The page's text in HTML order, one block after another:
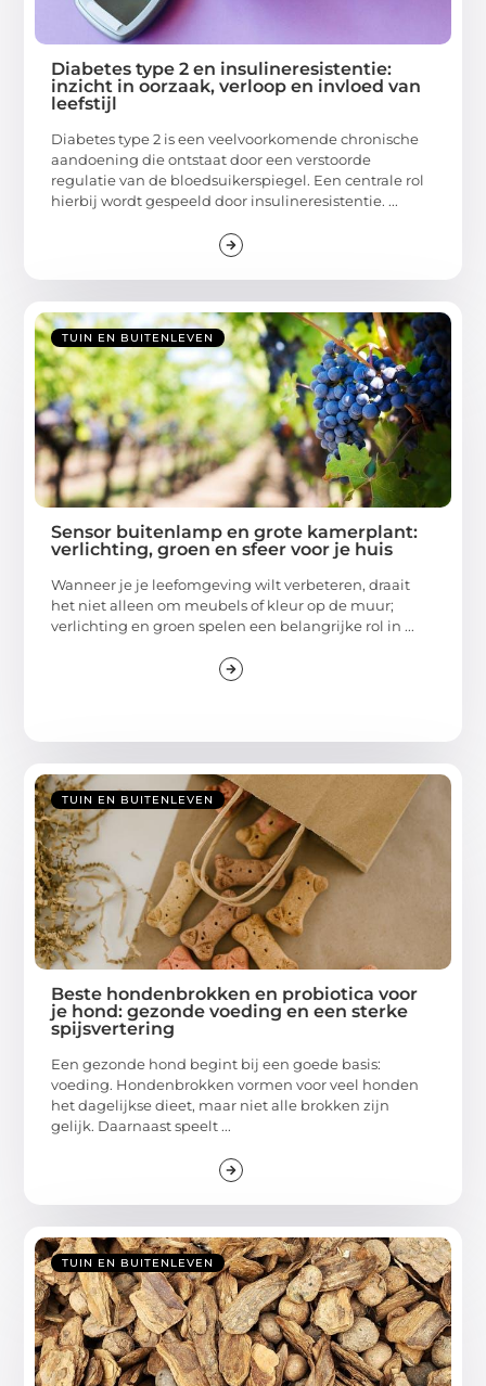
Diabetes type 2 en insulineresistentie:
inzicht in oorzaak, verloop en invloed van
leefstijl
Diabetes type 2 is een veelvoorkomende chronische
aandoening die ontstaat door een verstoorde
regulatie van de bloedsuikerspiegel. Een centrale rol
hierbij wordt gespeeld door insulineresistentie. ...
TUIN EN BUITENLEVEN
Sensor buitenlamp en grote kamerplant:
verlichting, groen en sfeer voor je huis
Wanneer je je leefomgeving wilt verbeteren, draait
het niet alleen om meubels of kleur op de muur;
verlichting en groen spelen een belangrijke rol in ...
TUIN EN BUITENLEVEN
Beste hondenbrokken en probiotica voor
je hond: gezonde voeding en een sterke
spijsvertering
Een gezonde hond begint bij een goede basis:
voeding. Hondenbrokken vormen voor veel honden
het dagelijkse dieet, maar niet alle brokken zijn
gelijk. Daarnaast speelt ...
TUIN EN BUITENLEVEN